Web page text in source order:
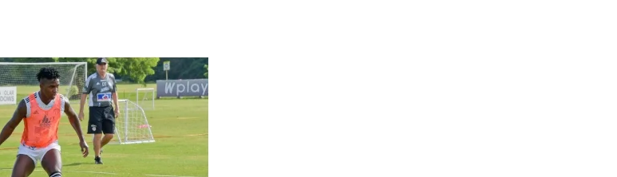
Boyacá Chicó y es líder de la Liga BetPlay
de agosto con el Arsenal campeón abriendo ante el Coventry
se suspendió por disturbios cuando ganaba 3-0 a Jaguares